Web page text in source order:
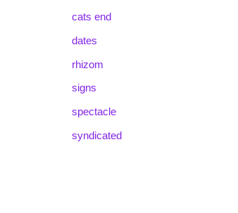
cats end
dates
rhizom
signs
spectacle
syndicated